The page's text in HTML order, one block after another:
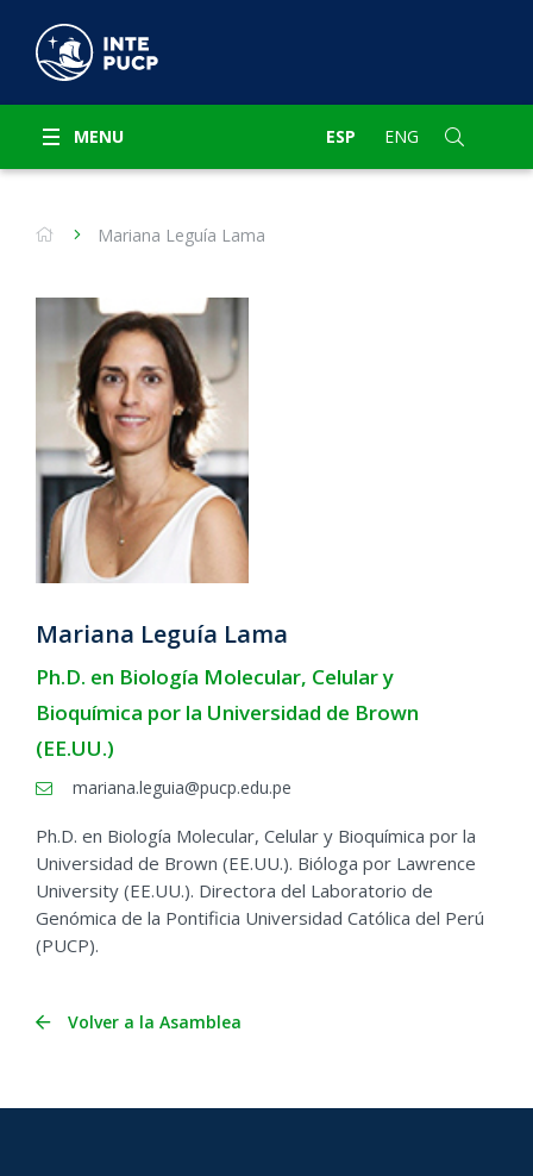
MENU ESP ENG
Mariana Leguía Lama
Mariana Leguía Lama
Ph.D. en Biología Molecular, Celular y
Bioquímica por la Universidad de Brown
(EE.UU.)
mariana.leguia@pucp.edu.pe
Ph.D. en Biología Molecular, Celular y Bioquímica por la
Universidad de Brown (EE.UU.). Bióloga por Lawrence
University (EE.UU.). Directora del Laboratorio de
Genómica de la Pontificia Universidad Católica del Perú
(PUCP).
Volver a la Asamblea